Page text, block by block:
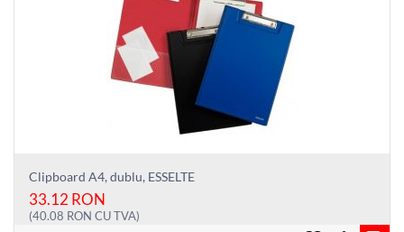
Clipboard A4, dublu, ESSELTE
33.12 RON
(40.08 RON CU TVA)